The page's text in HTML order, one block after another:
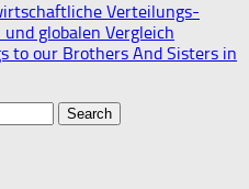
Verteilungs-
globalen Vergleich
to our Brothers And Sisters in